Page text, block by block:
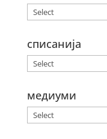
списанија
медиуми